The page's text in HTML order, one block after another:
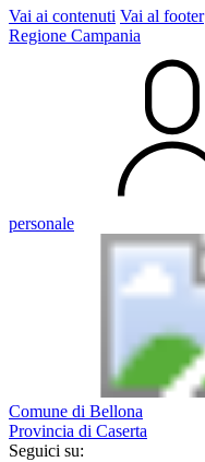
Vai ai contenuti Vai al footer
Regione Campania
personale
Comune di Bellona
Provincia di Caserta
Seguici su: